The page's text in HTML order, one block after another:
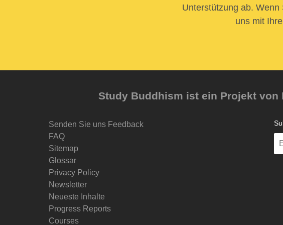
Unterstützung ab.
uns mit
Study Buddhism ist ein Projekt von
Senden Sie uns Feedback
FAQ
Sitemap
Glossar
Privacy Policy
Newsletter
Neueste Inhalte
Progress Reports
Courses